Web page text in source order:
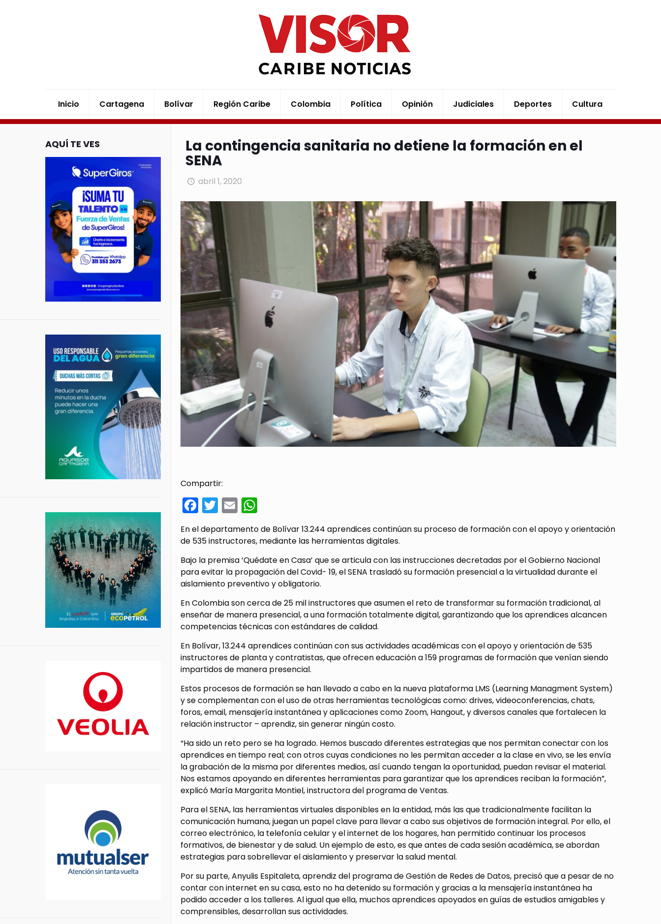
Inicio Cartagena Bolívar Región Caribe Colombia Política Opinión Judiciales Deportes Cultura
La contingencia sanitaria no detiene la formación en el
SENA
abril 1, 2020
Compartir:
Facebook
Twitter
Email
En el departamento de Bolívar 13.244 aprendices continúan su proceso de formación con el apoyo y orientación
de 535 instructores, mediante las herramientas digitales.
Bajo la premisa ‘Quédate en Casa’ que se articula con las instrucciones decretadas por el Gobierno Nacional
para evitar la propagación del Covid- 19, el SENA trasladó su formación presencial a la virtualidad durante el
aislamiento preventivo y obligatorio.
En Colombia son cerca de 25 mil instructores que asumen el reto de transformar su formación tradicional, al
enseñar de manera presencial, a una formación totalmente digital, garantizando que los aprendices alcancen
competencias técnicas con estándares de calidad.
En Bolívar, 13.244 aprendices continúan con sus actividades académicas con el apoyo y orientación de 535
instructores de planta y contratistas, que ofrecen educación a 159 programas de formación que venían siendo
impartidos de manera presencial.
Estos procesos de formación se han llevado a cabo en la nueva plataforma LMS (Learning Managment System)
y se complementan con el uso de otras herramientas tecnológicas como: drives, videoconferencias, chats,
foros, email, mensajería instantánea y aplicaciones como Zoom, Hangout, y diversos canales que fortalecen la
relación instructor – aprendiz, sin generar ningún costo.
“Ha sido un reto pero se ha logrado. Hemos buscado diferentes estrategias que nos permitan conectar con los
aprendices en tiempo real; con otros cuyas condiciones no les permitan acceder a la clase en vivo, se les envía
la grabación de la misma por diferentes medios, así cuando tengan la oportunidad, puedan revisar el material.
Nos estamos apoyando en diferentes herramientas para garantizar que los aprendices reciban la formación”,
explicó María Margarita Montiel, instructora del programa de Ventas.
Para el SENA, las herramientas virtuales disponibles en la entidad, más las que tradicionalmente facilitan la
comunicación humana, juegan un papel clave para llevar a cabo sus objetivos de formación integral. Por ello, el
correo electrónico, la telefonía celular y el internet de los hogares, han permitido continuar los procesos
formativos, de bienestar y de salud. Un ejemplo de esto, es que antes de cada sesión académica, se abordan
estrategias para sobrellevar el aislamiento y preservar la salud mental.
Por su parte, Anyulis Espitaleta, aprendiz del programa de Gestión de Redes de Datos, precisó que a pesar de no
contar con internet en su casa, esto no ha detenido su formación y gracias a la mensajería instantánea ha
podido acceder a los talleres. Al igual que ella, muchos aprendices apoyados en guías de estudios amigables y
comprensibles, desarrollan sus actividades.
AQUÍ TE VES